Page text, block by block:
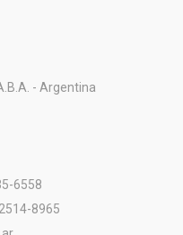
- Argentina
6558
8965